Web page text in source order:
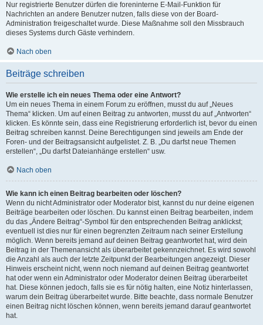
Nur registrierte Benutzer dürfen die foreninterne E-Mail-Funktion für
Nachrichten an andere Benutzer nutzen, falls diese von der Board-
Administration freigeschaltet wurde. Diese Maßnahme soll den Missbrauch
dieses Systems durch Gäste verhindern.
Nach oben
Beiträge schreiben
Wie erstelle ich ein neues Thema oder eine Antwort?
Um ein neues Thema in einem Forum zu eröffnen, musst du auf „Neues
Thema“ klicken. Um auf einen Beitrag zu antworten, musst du auf „Antworten“
klicken. Es könnte sein, dass eine Registrierung erforderlich ist, bevor du einen
Beitrag schreiben kannst. Deine Berechtigungen sind jeweils am Ende der
Foren- und der Beitragsansicht aufgelistet. Z. B. „Du darfst neue Themen
erstellen“, „Du darfst Dateianhänge erstellen“ usw.
Nach oben
Wie kann ich einen Beitrag bearbeiten oder löschen?
Wenn du nicht Administrator oder Moderator bist, kannst du nur deine eigenen
Beiträge bearbeiten oder löschen. Du kannst einen Beitrag bearbeiten, indem
du das „Ändere Beitrag“-Symbol für den entsprechenden Beitrag anklickst;
eventuell ist dies nur für einen begrenzten Zeitraum nach seiner Erstellung
möglich. Wenn bereits jemand auf deinen Beitrag geantwortet hat, wird dein
Beitrag in der Themenansicht als überarbeitet gekennzeichnet. Es wird sowohl
die Anzahl als auch der letzte Zeitpunkt der Bearbeitungen angezeigt. Dieser
Hinweis erscheint nicht, wenn noch niemand auf deinen Beitrag geantwortet
hat oder wenn ein Administrator oder Moderator deinen Beitrag überarbeitet
hat. Diese können jedoch, falls sie es für nötig halten, eine Notiz hinterlassen,
warum dein Beitrag überarbeitet wurde. Bitte beachte, dass normale Benutzer
einen Beitrag nicht löschen können, wenn bereits jemand darauf geantwortet
hat.